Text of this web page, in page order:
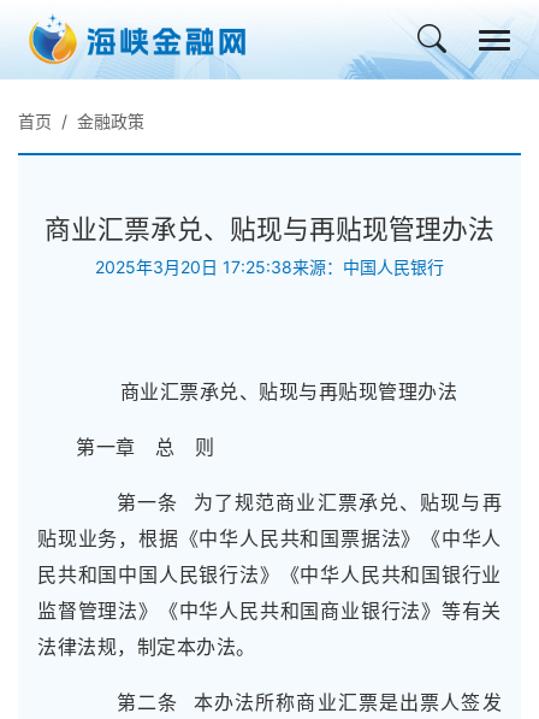
首页 金融政策
商业汇票承兑、贴现与再贴现管理办法
2025年3月20日 17:25:38来源：中国人民银行
商业汇票承兑、贴现与再贴现管理办法
第一章 总 则
第一条 为了规范商业汇票承兑、贴现与再
贴现业务，根据《中华人民共和国票据法》《中华人
民共和国中国人民银行法》《中华人民共和国银行业
监督管理法》《中华人民共和国商业银行法》等有关
法律法规，制定本办法。
第二条 本办法所称商业汇票是出票人签发